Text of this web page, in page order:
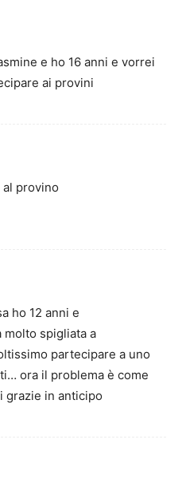
e ho 16 anni e vorrei
ai provini
provino
ho 12 anni e
molto spigliata a
partecipare a uno
ora il problema è come
grazie in anticipo